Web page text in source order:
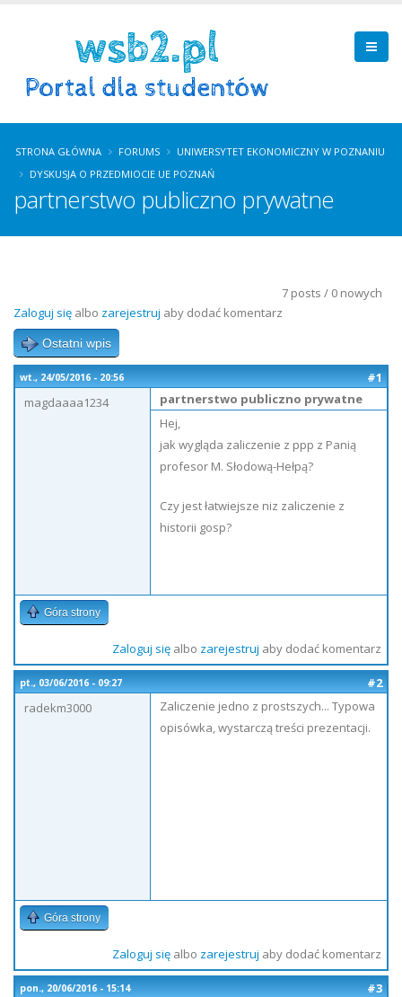
STRONA GŁÓWNA FORUMS
UNIWERSYTET EKONOMICZNY W POZNANIU
DYSKUSJA O PRZEDMIOCIE UE POZNAŃ
partnerstwo publiczno prywatne
7 posts / 0 nowych
Zaloguj się albo zarejestruj aby dodać komentarz
Ostatni wpis
wt., 24/05/2016 - 20:56
#1
magdaaaa1234
partnerstwo publiczno prywatne
Hej,
jak wygląda zaliczenie z ppp z Panią
profesor M. Słodową-Hełpą?
Czy jest łatwiejsze niz zaliczenie z
historii gosp?
Góra strony
Zaloguj sięalbo zarejestruj aby dodać komentarz
pt., 03/06/2016 - 09:27
#2
radekm3000
Zaliczenie jedno z prostszych... Typowa
opisówka, wystarczą treści prezentacji.
Góra strony
Zaloguj sięalbo zarejestruj aby dodać komentarz
pon., 20/06/2016 - 15:14
#3